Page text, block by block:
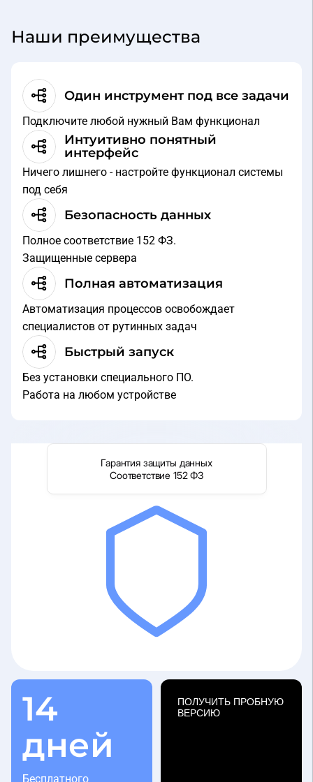
Гарантия защиты данных
14
дней
Бесплатного
использования
Подключите любой нужный Вам функционал
Интуитивно понятный
интерфейс
Ничего лишнего - настройте функционал системы
под себя
Безопасность данных
Полное соответствие 152 ФЗ.
Защищенные сервера
Полная автоматизация
Автоматизация процессов освобождает
специалистов от рутинных задач
Быстрый запуск
Без установки специального ПО.
Работа на любом устройстве